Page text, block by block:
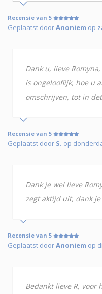
Recensie van 5
Geplaatst doorAnoniem op
Dank u, lieve
is ongelooflijk, hoe u
omschrijven, tot in
Recensie van 5
Geplaatst door S. op
Dank je wel lieve
zegt aktijd uit, dank je
Recensie van 5
Geplaatst doorAnoniem op
Bedankt lieve R, voor